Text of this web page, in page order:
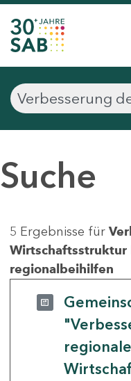
Suche
5 Ergebnisse für
Wirtschaftsstruktur
regionalbeihilfen